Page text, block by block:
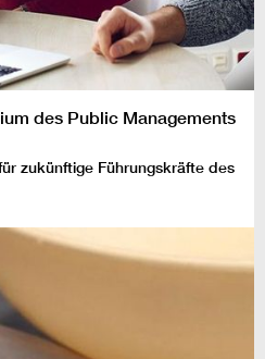
des Public Managements
zukünftige Führungskräfte des